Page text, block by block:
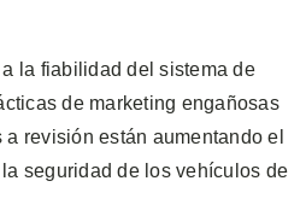
la fiabilidad del sistema de
de marketing engañosas
revisión están aumentando el
seguridad de los vehículos de